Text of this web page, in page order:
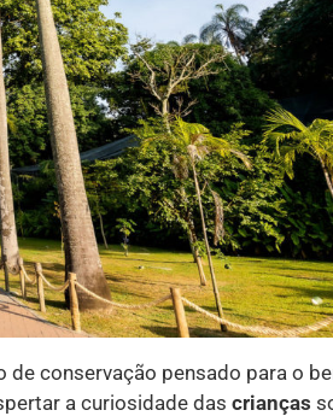
de conservação pensado para o
a curiosidade das crianças